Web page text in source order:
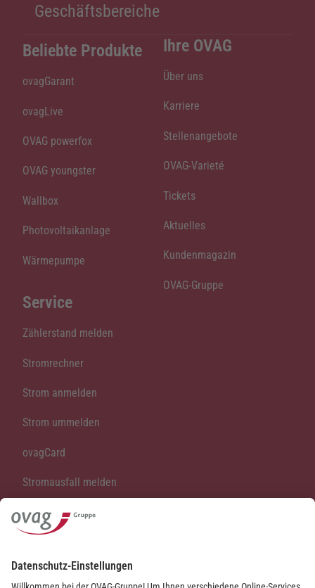
Geschäftsbereiche
Beliebte Produkte
ovagGarant
ovagLive
OVAG powerfox
OVAG youngster
Wallbox
Photovoltaikanlage
Wärmepumpe
Service
Zählerstand melden
Stromrechner
Strom anmelden
Strom ummelden
ovagCard
Stromausfall melden
Vertrag kündigen
Kontakt
Ihre OVAG
Über uns
Karriere
Stellenangebote
OVAG-Varieté
Tickets
Aktuelles
Kundenmagazin
OVAG-Gruppe